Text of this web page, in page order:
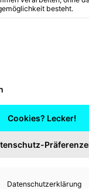
und
besteht.
der
Cookies? Lecker!
Datenschutzerklärung